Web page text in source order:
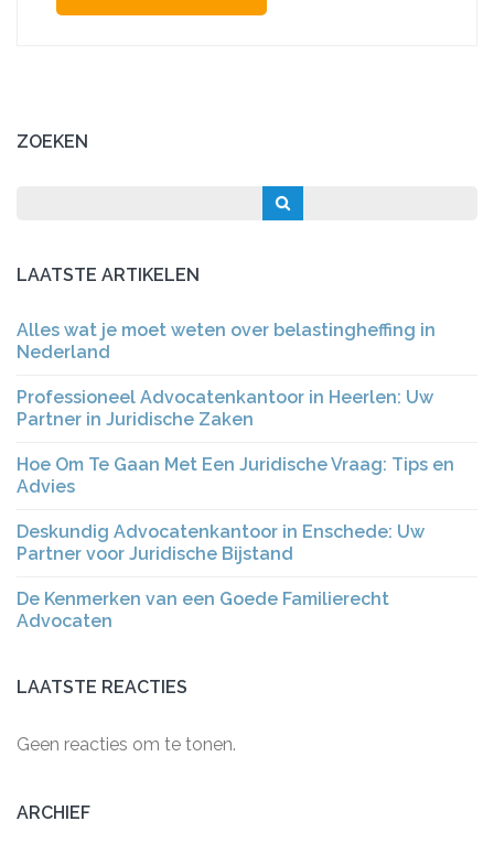
ZOEKEN
LAATSTE ARTIKELEN
Alles wat je moet weten over belastingheffing in
Nederland
Professioneel Advocatenkantoor in Heerlen: Uw
Partner in Juridische Zaken
Hoe Om Te Gaan Met Een Juridische Vraag: Tips en
Advies
Deskundig Advocatenkantoor in Enschede: Uw
Partner voor Juridische Bijstand
De Kenmerken van een Goede Familierecht
Advocaten
LAATSTE REACTIES
Geen reacties om te tonen.
ARCHIEF